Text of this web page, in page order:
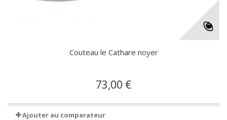
Couteau le Cathare noyer
73,00 €
Ajouter au comparateur